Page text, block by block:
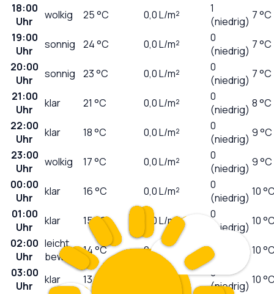
18:00
Uhr
wolkig 25°C 0,0L/m²
1
(niedrig) 7 °C
19:00
Uhr
sonnig 24°C 0,0L/m²
0
(niedrig) 7 °C
20:00
Uhr
sonnig 23°C 0,0L/m²
0
(niedrig) 7 °C
21:00
Uhr
klar 21 °C 0,0L/m²
0
(niedrig) 8 °C
22:00
Uhr
klar 18°C 0,0L/m²
0
(niedrig) 9 °C
23:00
Uhr
wolkig 17°C 0,0L/m²
0
(niedrig) 9 °C
00:00
Uhr
klar 16°C 0,0L/m²
0
(niedrig) 10
01:00
Uhr
klar 15°C 0,0L/m²
0
(niedrig) 10
02:00
Uhr
leicht
bewölkt14°C 0,0 L/m²
(niedrig)10
03:00
Uhr
klar 13°C L/m²
0
(niedrig) 10